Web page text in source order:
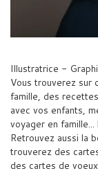
Illustratrice -
Vous trouverez sur
famille, des
avec vos enfants,
voyager en
Retrouvez aussi la
trouverez des
des cartes de